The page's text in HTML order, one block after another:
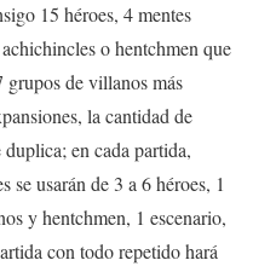
15 héroes, 4 mentes
o hentchmen que
grupos de villanos más
la cantidad de
en cada partida,
se usarán de 3 a 6 héroes, 1
y hentchmen, 1 escenario,
con todo repetido hará